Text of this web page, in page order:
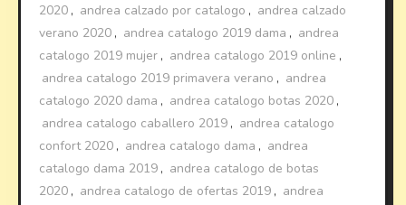
2020 , andrea calzado por catalogo , andrea calzado
verano 2020 , andrea catalogo 2019 dama , andrea
catalogo 2019 mujer , andrea catalogo 2019 online ,
andrea catalogo 2019 primavera verano , andrea
catalogo 2020 dama , andrea catalogo botas 2020 ,
andrea catalogo caballero 2019 , andrea catalogo
confort 2020 , andrea catalogo dama , andrea
catalogo dama 2019 , andrea catalogo de botas
2020 , andrea catalogo de ofertas 2019 , andrea